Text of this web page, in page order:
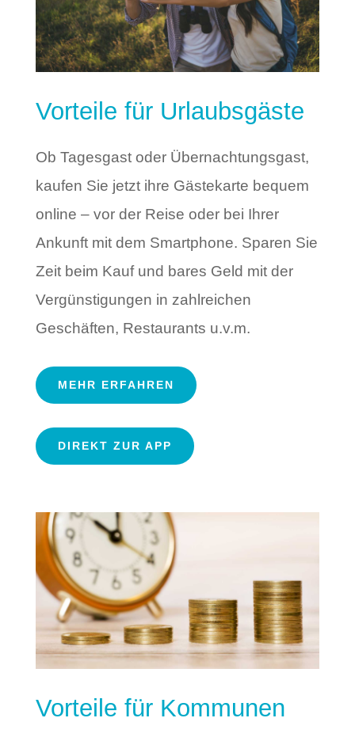
Vorteile für Urlaubsgäste
Ob Tagesgast oder Übernachtungsgast,
kaufen Sie jetzt ihre Gästekarte bequem
online – vor der Reise oder bei Ihrer
Ankunft mit dem Smartphone. Sparen Sie
Zeit beim Kauf und bares Geld mit der
Vergünstigungen in zahlreichen
Geschäften, Restaurants u.v.m.
MEHR ERFAHREN
DIREKT ZUR APP
Vorteile für Kommunen